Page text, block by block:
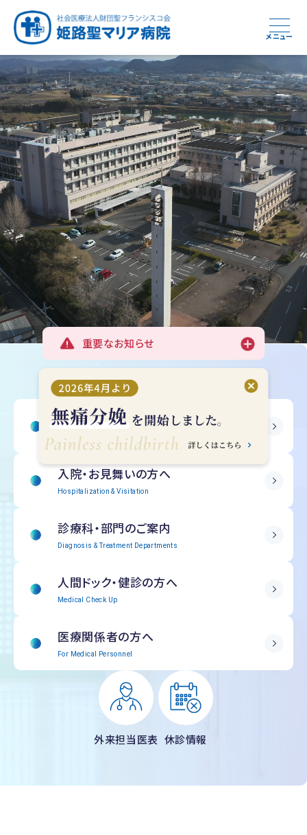
メニュー
健康と安心をあなたに
つなぎ続ける地域医療
周産期から終末期まで
地域を支える医療
急性期から回復期へと
つなぐ医療
学び・育てる医療
重要なお知らせ
受診される方へ
Outpatient Information
入院・お見舞いの方へ
Hospitalization & Visitation
診療科・部門のご案内
Diagnosis & Treatment Departments
人間ドック・健診の方へ
Medical Check Up
医療関係者の方へ
For Medical Personnel
外来担当医表 休診情報